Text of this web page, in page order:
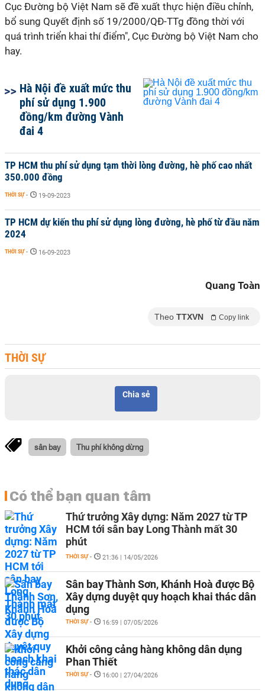
Cục Đường bộ Việt Nam sẽ đề xuất thực hiện điều chỉnh,
bổ sung Quyết định số 19/2000/QĐ-TTg đồng thời với
quá trình triển khai thí điểm", Cục Đường bộ Việt Nam cho
hay.
Hà Nội đề xuất mức thu
phí sử dụng 1.900
đồng/km đường Vành
đai 4
TP HCM thu phí sử dụng tạm thời lòng đường, hè phố cao nhất
350.000 đồng
THỜI SỰ - 19-09-2023
TP HCM dự kiến thu phí sử dụng lòng đường, hè phố từ đầu năm
2024
THỜI SỰ - 16-09-2023
Quang Toàn
Theo TTXVN Copy link
THỜI SỰ
Chia sẻ
sân bay Thu phí không dừng
Có thể bạn quan tâm
Thứ trưởng Xây dựng: Năm 2027 từ TP
HCM tới sân bay Long Thành mất 30
phút
THỜI SỰ - 21:36 | 14/05/2026
Sân bay Thành Sơn, Khánh Hoà được Bộ
Xây dựng duyệt quy hoạch khai thác dân
dụng
THỜI SỰ - 16:59 | 07/05/2026
Khởi công cảng hàng không dân dụng
Phan Thiết
THỜI SỰ - 16:00 | 27/04/2026